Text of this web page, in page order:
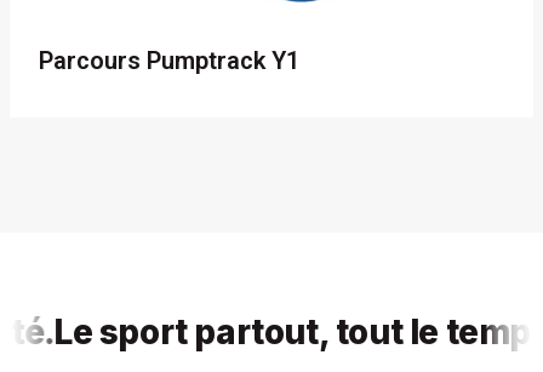
Parcours Pumptrack Y1
sport partout, tout le temps,